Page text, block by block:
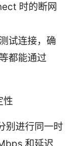
时的断网
试连接，确
都能通过
性
别进行同一时
和延迟